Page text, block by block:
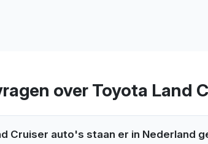
over Toyota Land
Cruiser auto's staan er in Nederland